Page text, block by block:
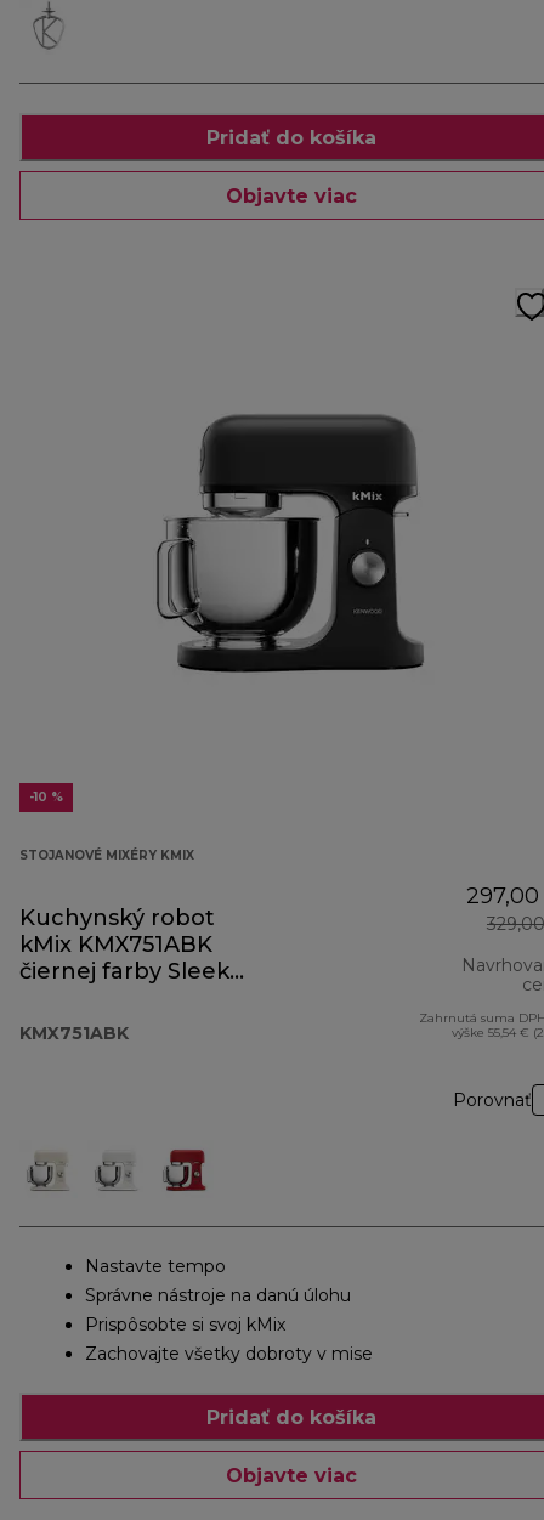
Pridať do košíka
Objavte viac
-10 %
STOJANOVÉ MIXÉRY KMIX
Kuchynský robot
kMix KMX751ABK
čiernej farby Sleek
KMX751ABK
Zahrnutá suma
výške 55,54 €
Porovnať
Nastavte tempo
Správne nástroje na danú úlohu
Prispôsobte si svoj kMix
Zachovajte všetky dobroty v mise
Pridať do košíka
Objavte viac